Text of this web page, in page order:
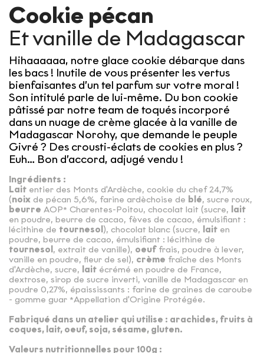
Cookie pécan
Et vanille de Madagascar
Hihaaaaaa, notre glace cookie débarque dans
les bacs ! Inutile de vous présenter les vertus
bienfaisantes d’un tel parfum sur votre moral !
Son intitulé parle de lui-même. Du bon cookie
pâtissé par notre team de toqués incorporé
dans un nuage de crème glacée à la vanille de
Madagascar Norohy, que demande le peuple
Givré ? Des crousti-éclats de cookies en plus ?
Euh… Bon d’accord, adjugé vendu !
Ingrédients :
Lait entier des Monts d'Ardèche, cookie du chef 24,7%
(noix de pécan 5,6%, farine ardèchoise de blé, sucre roux,
beurre AOP* Charentes-Poitou, chocolat lait (sucre, lait
en poudre, beurre de cacao, fèves de cacao, émulsifiant :
lécithine de tournesol ), chocolat blanc (sucre, lait en
poudre, beurre de cacao, émulsifiant : lécithine de
tournesol , extrait de vanille), oeuffrais, poudre à lever,
vanille en poudre, fleur de sel), crème fraîche des Monts
d'Ardèche, sucre, lait écrémé en poudre de France,
dextrose, sirop de sucre inverti, vanille de Madagascar en
poudre 0,27%, épaississants : farine de graines de caroube
- gomme guar *Appellation d'Origine Protégée.
Fabriqué dans un atelier qui utilise : arachides, fruits à
coques, lait, oeuf, soja, sésame, gluten.
Valeurs nutritionnelles pour 100g :